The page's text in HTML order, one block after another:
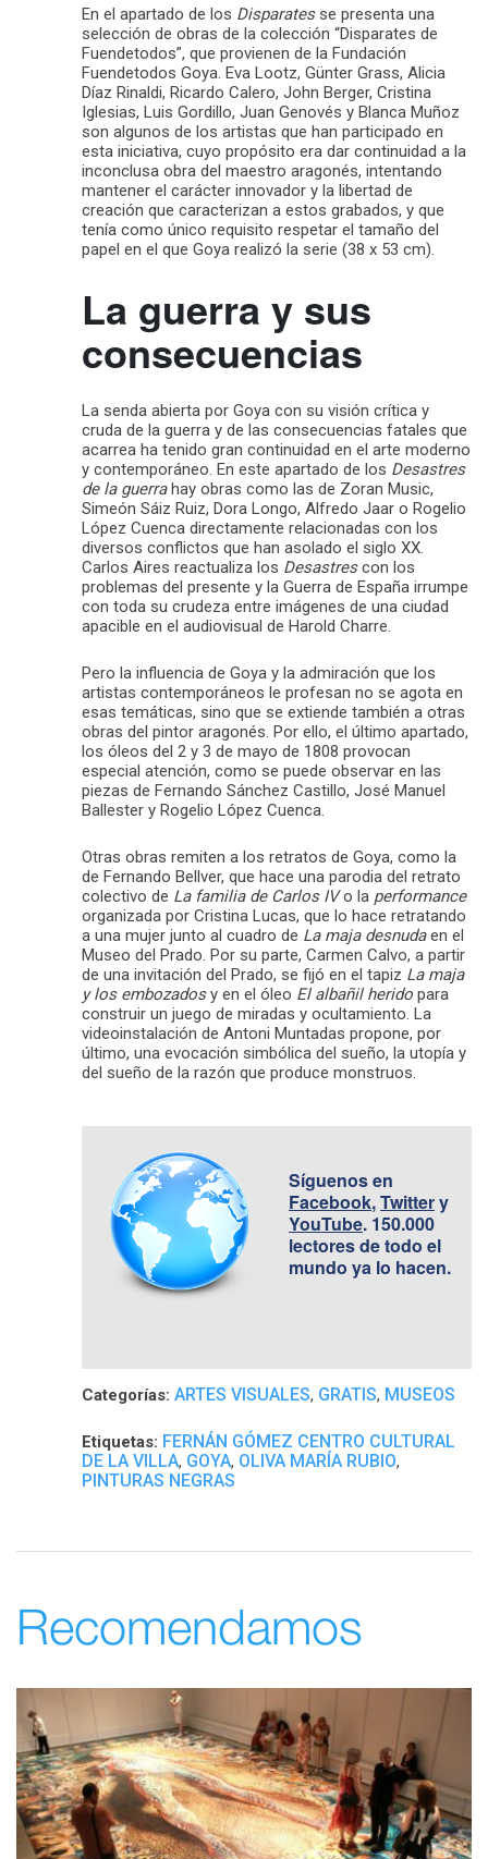
En el apartado de los Disparatesse presenta una
selección de obras de la colección “Disparates de
Fuendetodos”, que provienen de la Fundación
Fuendetodos Goya. Eva Lootz, Günter Grass, Alicia
Díaz Rinaldi, Ricardo Calero, John Berger, Cristina
Iglesias, Luis Gordillo, Juan Genovés y Blanca Muñoz
son algunos de los artistas que han participado en
esta iniciativa, cuyo propósito era dar continuidad a la
inconclusa obra del maestro aragonés, intentando
mantener el carácter innovador y la libertad de
creación que caracterizan a estos grabados, y que
tenía como único requisito respetar el tamaño del
papel en el que Goya realizó la serie (38 x 53 cm).
La guerra y sus
consecuencias
La senda abierta por Goya con su visión crítica y
cruda de la guerra y de las consecuencias fatales que
acarrea ha tenido gran continuidad en el arte moderno
y contemporáneo. En este apartado de los Desastres
de la guerrahay obras como las de Zoran Music,
Simeón Sáiz Ruiz, Dora Longo, Alfredo Jaar o Rogelio
López Cuenca directamente relacionadas con los
diversos conflictos que han asolado el siglo XX.
Carlos Aires reactualiza los Desastrescon los
problemas del presente y la Guerra de España irrumpe
con toda su crudeza entre imágenes de una ciudad
apacible en el audiovisual de Harold Charre.
Pero la influencia de Goya y la admiración que los
artistas contemporáneos le profesan no se agota en
esas temáticas, sino que se extiende también a otras
obras del pintor aragonés. Por ello, el último apartado,
los óleos del 2 y 3 de mayo de 1808 provocan
especial atención, como se puede observar en las
piezas de Fernando Sánchez Castillo, José Manuel
Ballester y Rogelio López Cuenca.
Otras obras remiten a los retratos de Goya, como la
de Fernando Bellver, que hace una parodia del retrato
colectivo de La familia de Carlos IVo la performance
organizada por Cristina Lucas, que lo hace retratando
a una mujer junto al cuadro de La maja desnudaen el
Museo del Prado. Por su parte, Carmen Calvo, a partir
de una invitación del Prado, se fijó en el tapiz La maja
y los embozadosy en el óleo El albañil herido para
construir un juego de miradas y ocultamiento. La
videoinstalación de Antoni Muntadas propone, por
último, una evocación simbólica del sueño, la utopía y
del sueño de la razón que produce monstruos.
Síguenos en
Facebook,Twittery
YouTube. 150.000
lectores de todo el
mundo ya lo hacen.
Categorías: ARTES VISUALES, GRATIS, MUSEOS
Etiquetas: FERNÁN GÓMEZ CENTRO CULTURAL
DE LA VILLA, GOYA, OLIVA MARÍA RUBIO,
PINTURAS NEGRAS
Recomendamos